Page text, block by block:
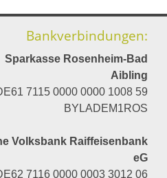
Bankverbindungen:
Sparkasse Rosenheim-Bad
Aibling
7115 0000 0000 1008 59
BYLADEM1ROS
Volksbank Raiffeisenbank
eG
7116 0000 0003 3012 06